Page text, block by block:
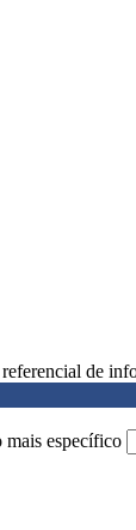
de
mais específico